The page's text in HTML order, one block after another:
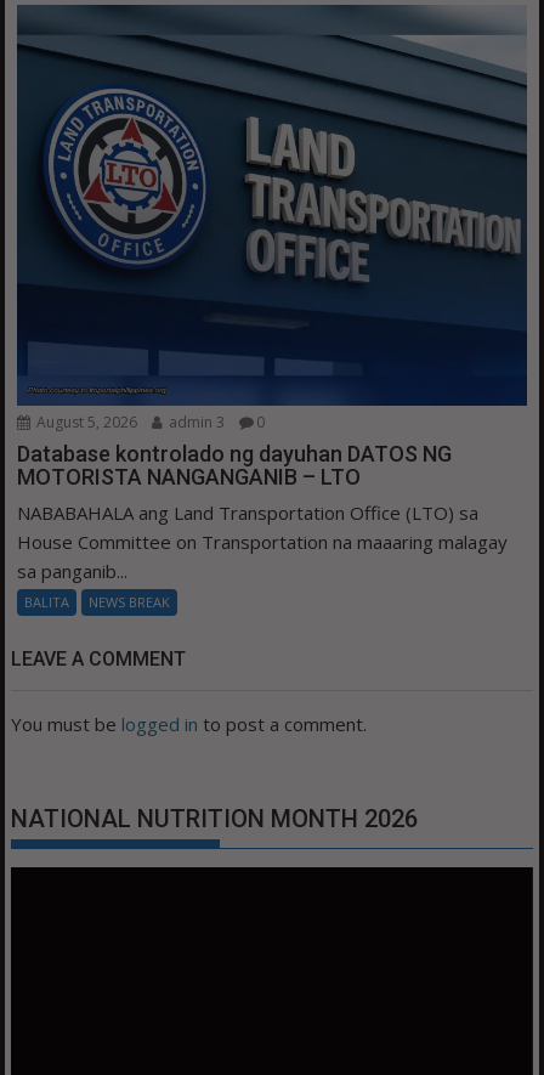
August 5, 2026 admin 3 0
Database kontrolado ng dayuhan DATOS NG
MOTORISTA NANGANGANIB – LTO
NABABAHALA ang Land Transportation Office (LTO) sa
House Committee on Transportation na maaaring malagay
sa panganib...
BALITA NEWS BREAK
LEAVE A COMMENT
You must be logged in to post a comment.
NATIONAL NUTRITION MONTH 2026